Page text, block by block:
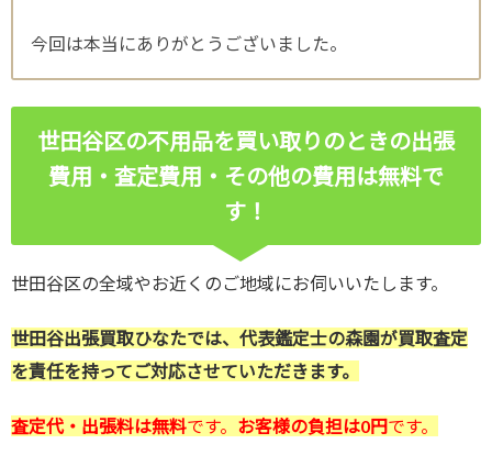
今回は本当にありがとうございました。
世田谷区の不用品を買い取りのときの出張
費用・査定費用・その他の費用は無料で
す！
世田谷区の全域やお近くのご地域にお伺いいたします。
世田谷出張買取ひなたでは、代表鑑定士の森園が買取査定
を責任を持ってご対応させていただきます。
査定代・出張料は無料です。 お客様の負担は0円です。